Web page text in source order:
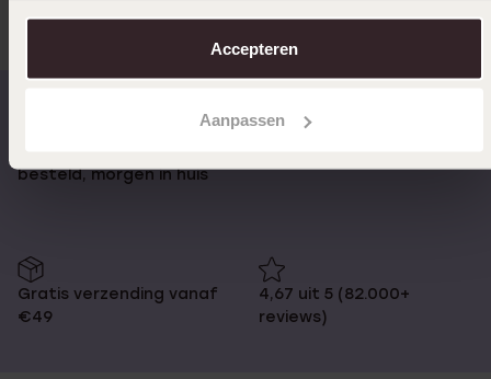
over in onscookiebeleid.
Accepteren
Aanpassen
besteld, morgen in huis
Gratis verzending vanaf
€49
4,67 uit 5 (82.000+
reviews)